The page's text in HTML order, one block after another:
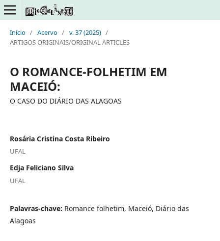
Início / Acervo / v. 37 (2025) /
ARTIGOS ORIGINAIS/ORIGINAL ARTICLES
O ROMANCE-FOLHETIM EM
MACEIÓ:
O CASO DO DIÁRIO DAS ALAGOAS
Rosária Cristina Costa Ribeiro
UFAL
Edja Feliciano Silva
UFAL
Palavras-chave: Romance folhetim, Maceió, Diário das
Alagoas